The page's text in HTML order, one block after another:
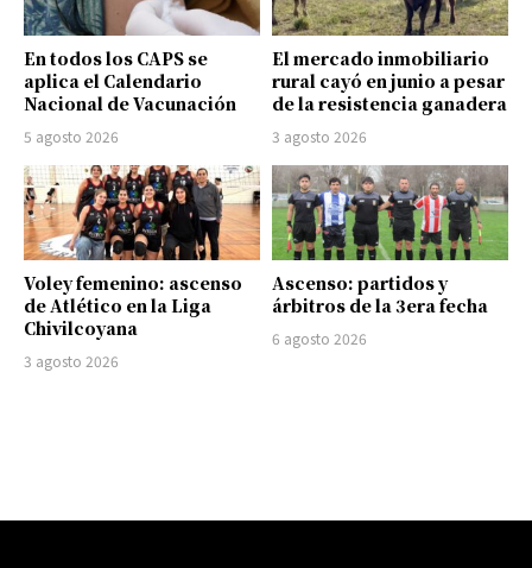
En todos los CAPS se
aplica el Calendario
Nacional de Vacunación
5 agosto 2026
El mercado inmobiliario
rural cayó en junio a pesar
de la resistencia ganadera
3 agosto 2026
Voley femenino: ascenso
de Atlético en la Liga
Chivilcoyana
3 agosto 2026
Ascenso: partidos y
árbitros de la 3era fecha
6 agosto 2026